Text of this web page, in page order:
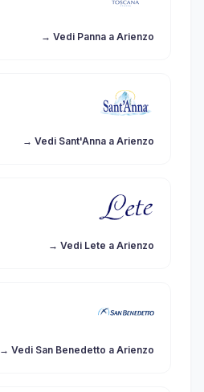
→ Vedi Panna a Arienzo
→ Vedi Sant'Anna a Arienzo
→ Vedi Lete a Arienzo
→ Vedi San Benedetto a Arienzo